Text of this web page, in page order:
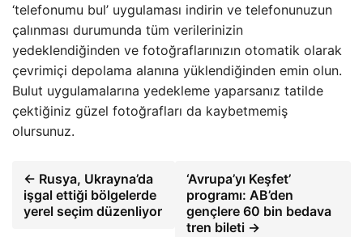
‘telefonumu bul’ uygulaması indirin ve telefonunuzun
çalınması durumunda tüm verilerinizin
yedeklendiğinden ve fotoğraflarınızın otomatik olarak
çevrimiçi depolama alanına yüklendiğinden emin olun.
Bulut uygulamalarına yedekleme yaparsanız tatilde
çektiğiniz güzel fotoğrafları da kaybetmemiş
olursunuz.
← Rusya, Ukrayna’da
işgal ettiği bölgelerde
yerel seçim düzenliyor
‘Avrupa’yı Keşfet’
programı: AB’den
gençlere 60 bin bedava
tren bileti →